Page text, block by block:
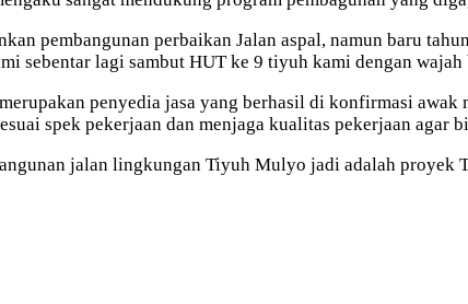
pembangunan perbaikan Jalan aspal, namun baru
sebentar lagi sambut HUT ke 9 tiyuh kami dengan
penyedia jasa yang berhasil di konfirmasi
spek pekerjaan dan menjaga kualitas pekerjaan agar
jalan lingkungan Tiyuh Mulyo jadi adalah